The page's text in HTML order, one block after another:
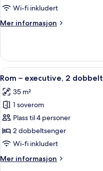
sjøutsikt
Wi-fi inkludert
Mer informasjon
Mer
2
dobbeltsenger,
sjøutsikt
Åpne
alle
bildene
av
Rom
–
executive,
dobbeltsenger
10
Rom – executive, 2
35 m²
1 soverom
Plass til 4 personer
2 dobbeltsenger
Wi-fi inkludert
Mer informasjon
Mer